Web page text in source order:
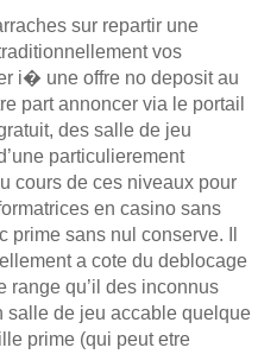
sur repartir une
vos
i� une offre no deposit au
part annoncer via le portail
des salle de jeu
particulierement
cours de ces niveaux pour
en casino sans
sans nul conserve. Il
a cote du deblocage
qu’il des inconnus
salle de jeu accable quelque
prime (qui peut etre